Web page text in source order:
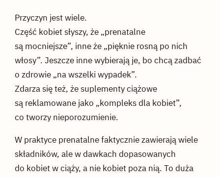
Przyczyn jest wiele.
Część kobiet słyszy, że „prenatalne
są mocniejsze”, inne że „pięknie rosną po nich
włosy”. Jeszcze inne wybierają je, bo chcą zadbać
o zdrowie „na wszelki wypadek”.
Zdarza się też, że suplementy ciążowe
są reklamowane jako „kompleks dla kobiet”,
co tworzy nieporozumienie.
W praktyce prenatalne faktycznie zawierają wiele
składników, ale w dawkach dopasowanych
do kobiet w ciąży, a nie kobiet poza nią. To duża